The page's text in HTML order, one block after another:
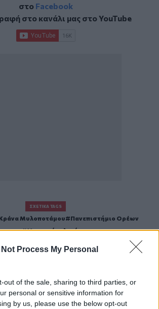
Not Process My Personal
out of the sale, sharing to third parties, or
personal or sensitive information for
by us, please use the below opt-out
στο Facebook
στο κανάλι μας στοYouTube
ΣΧΕΤΙΚΆ TAGS
Μυλοποτάμου
Πανεπιστήμιο Ορέων
Μινωική τελετή
του CRETALIVE
ΣΤΕΊΛΕ ΤΗΝ ΕΊΔΗΣΗ